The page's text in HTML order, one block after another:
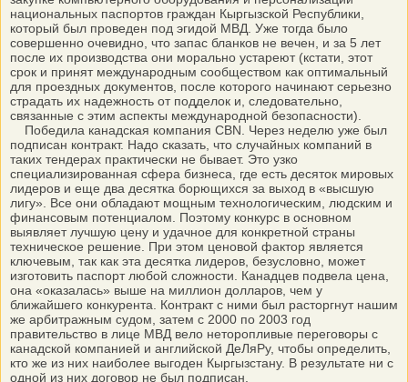
национальных паспортов граждан Кыргызской Республики,
который был проведен под эгидой МВД. Уже тогда было
совершенно очевидно, что запас бланков не вечен, и за 5 лет
после их производства они морально устареют (кстати, этот
срок и принят международным сообществом как оптимальный
для проездных документов, после которого начинают серьезно
страдать их надежность от подделок и, следовательно,
связанные с этим аспекты международной безопасности).
Победила канадская компания CBN. Через неделю уже был
подписан контракт. Надо сказать, что случайных компаний в
таких тендерах практически не бывает. Это узко
специализированная сфера бизнеса, где есть десяток мировых
лидеров и еще два десятка борющихся за выход в «высшую
лигу». Все они обладают мощным технологическим, людским и
финансовым потенциалом. Поэтому конкурс в основном
выявляет лучшую цену и удачное для конкретной страны
техническое решение. При этом ценовой фактор является
ключевым, так как эта десятка лидеров, безусловно, может
изготовить паспорт любой сложности. Канадцев подвела цена,
она «оказалась» выше на миллион долларов, чем у
ближайшего конкурента. Контракт с ними был расторгнут нашим
же арбитражным судом, затем с 2000 по 2003 год
правительство в лице МВД вело неторопливые переговоры с
канадской компанией и английской ДеЛяРу, чтобы определить,
кто же из них наиболее выгоден Кыргызстану. В результате ни с
одной из них договор не был подписан.